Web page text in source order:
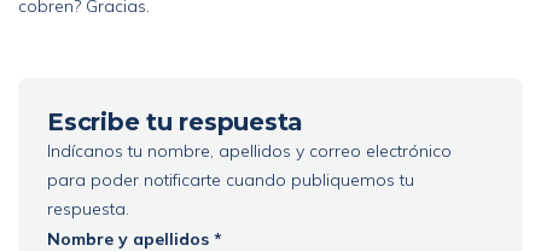
cobren? Gracias.
Escribe tu respuesta
Indícanos tu nombre, apellidos y correo electrónico
para poder notificarte cuando publiquemos tu
respuesta.
Nombre y apellidos *